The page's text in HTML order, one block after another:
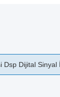
Analog 2KB